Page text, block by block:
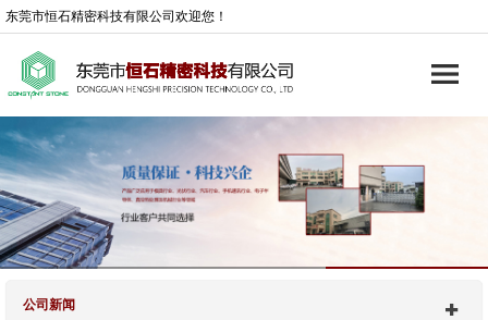
东莞市恒石精密科技有限公司欢迎您！
公司新闻